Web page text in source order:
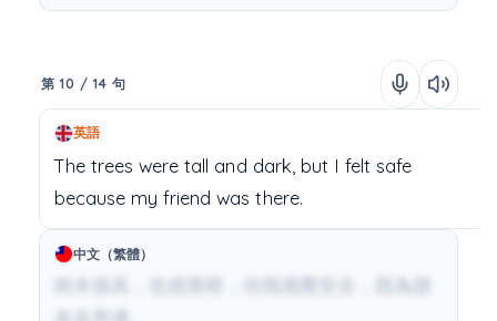
第 10 / 14 句
英語
The trees were tall and dark, but I felt safe
because my friendwas there.
中文（繁體）
樹木很高，也很黑暗，但我感覺安全，因為朋